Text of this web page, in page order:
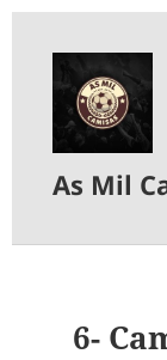
As Mil
6-